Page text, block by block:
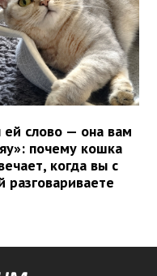
слово — она вам
почему кошка
когда вы с
разговариваете